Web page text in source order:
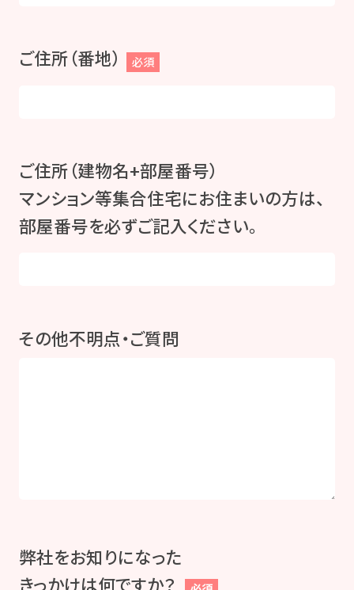
ご住所（番地） 必須
ご住所（建物名+部屋番号）
マンション等集合住宅にお住まいの方は、
部屋番号を必ずご記入ください。
その他不明点・ご質問
弊社をお知りになった
きっかけは何ですか？